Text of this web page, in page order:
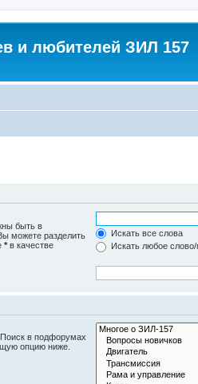
и любителей ЗИЛ 157
быть в
можете разделить
* в качестве
Искать все слова
Искать любое
в подфорумах
опцию ниже.